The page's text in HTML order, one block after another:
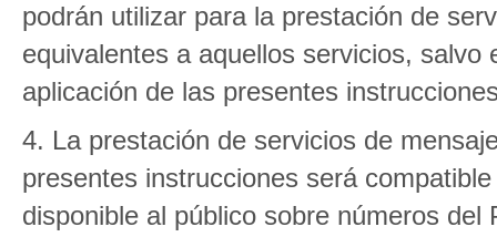
podrán utilizar para la prestación de
equivalentes a aquellos servicios,
aplicación de las presentes
4. La prestación de servicios de
presentes instrucciones será
disponible al público sobre números